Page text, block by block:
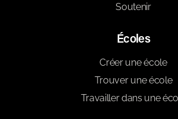
Soutenir
Écoles
Créer une école
Trouver une école
Travailler dans une